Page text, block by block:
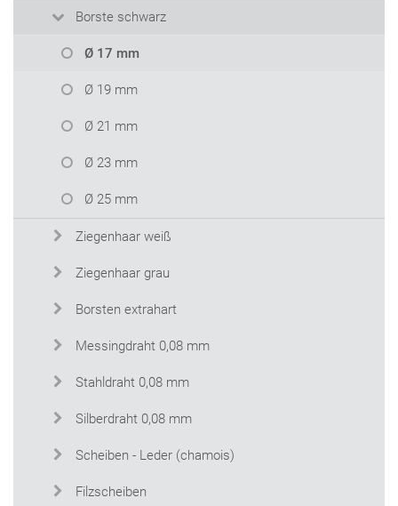
Borste schwarz
Ø 17 mm
Ø 19 mm
Ø 21 mm
Ø 23 mm
Ø 25 mm
Ziegenhaar weiß
Ziegenhaar grau
Borsten extrahart
Messingdraht 0,08 mm
Stahldraht 0,08 mm
Silberdraht 0,08 mm
Scheiben - Leder (chamois)
Filzscheiben